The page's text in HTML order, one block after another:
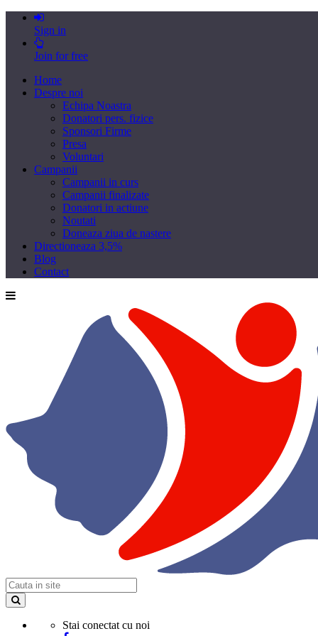
Sign in
Join for free
Home
Despre noi
Echipa Noastra
Donatori pers. fizice
Sponsori Firme
Presa
Voluntari
Campanii
Campanii in curs
Campanii finalizate
Donatori in actiune
Noutati
Doneaza ziua de nastere
Directioneaza 3,5%
Blog
Contact
Stai conectat cu noi